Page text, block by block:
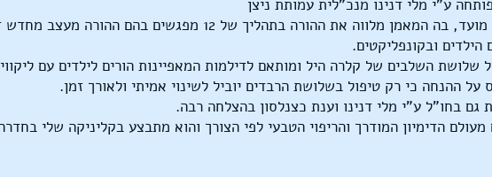
האימון הוא התערבות קצרת מועד, בה המאמן מלווה את ההורה בתהליך של 12
ובקונפליקטים.
שלושת השלבים של קלרה היל ומותאם לדילמות המאפיינות הורים לילדים עם
על ההנחה כי רק טיפול בשלושת הרבדים יוביל לשינוי אמיתי ולאורך זמן.
גם בחו"ל ע"י מלי דנינו וענת כצנלסון בהצלחה רבה.
הדימיון המודרך והריפוי הטבעי לפי הצורך והוא מתבצע בקליניקה שלי